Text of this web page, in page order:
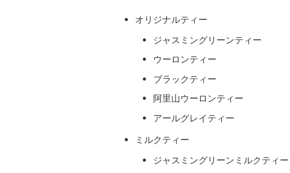
オリジナルティー
ジャスミングリーンティー
ウーロンティー
ブラックティー
阿里山ウーロンティー
アールグレイティー
ミルクティー
ジャスミングリーンミルクティー